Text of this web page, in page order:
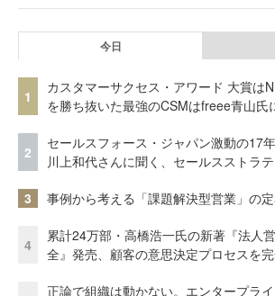
今日
1
カスタマーサクセス・アワード 大賞は
を勝ち抜いた最強のCSMはfreee青山氏
2
セールスフォース・ジャパン激動の17
川上和代さんに聞く、セールスストラ
3 事例から考える「課題解決型営業」の
4
累計24万部・高橋浩一氏の新著『法人
全』発売、顧客の意思決定プロセスを
正論で組織は動かない。エンタープラ